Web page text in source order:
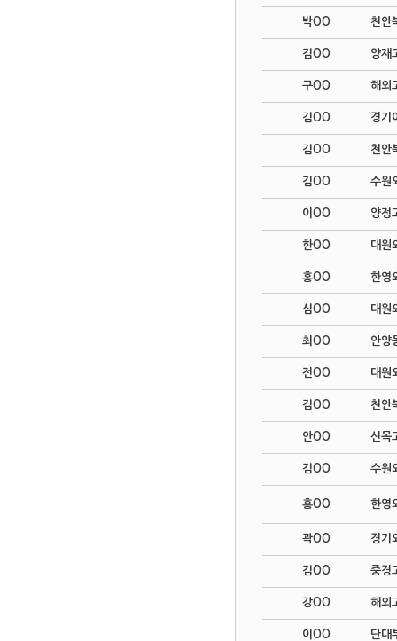
박OO 천안
김OO 양재
구OO 해외
김OO 경기
김OO 천안
김OO 수원
이OO 양정
한OO 대원
홍OO 한영
심OO 대원
최OO 안양
전OO 대원
김OO 천안
안OO 신목
김OO 수원
홍OO 한영
곽OO 경기
김OO 중경
강OO 해외
이OO 단대